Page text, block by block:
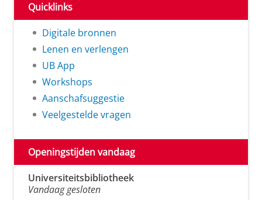
Quicklinks
Digitale bronnen
Lenen en verlengen
UB App
Workshops
Aanschafsuggestie
Veelgestelde vragen
Openingstijden vandaag
Universiteitsbibliotheek
Vandaag gesloten